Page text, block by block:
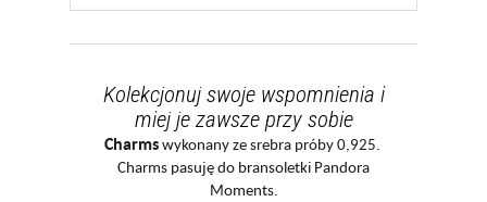
Kolekcjonuj swoje wspomnienia i
miej je zawsze przy sobie
Charmswykonany ze srebra próby 0,925.
Charms pasuję do bransoletki Pandora
Moments.